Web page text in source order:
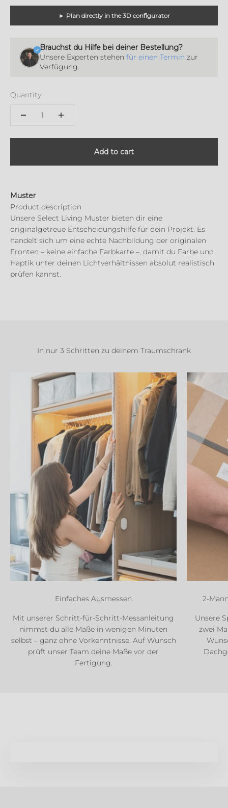
► Plan directly in the 3D configurator
Brauchst du Hilfe bei deiner Bestellung?
Unsere Experten stehen für einen Termin zur
Verfügung.
Quantity:
Add to cart
Muster
Product description
Unsere Select Living Muster bieten dir eine
originalgetreue Entscheidungshilfe für dein Projekt. Es
handelt sich um eine echte Nachbildung der originalen
Fronten – keine einfache Farbkarte –, damit du Farbe und
Haptik unter deinen Lichtverhältnissen absolut realistisch
prüfen kannst.
Einfaches Ausmessen
Mit unserer Schritt-für-Schritt-Messanleitung
nimmst du alle Maße in wenigen Minuten
selbst – ganz ohne Vorkenntnisse. Auf Wunsch
prüft unser Team deine Maße vor der
Fertigung.
2-
Unsere
zwei